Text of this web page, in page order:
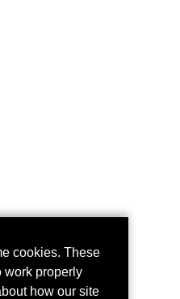
cookies. These
work properly
how our site